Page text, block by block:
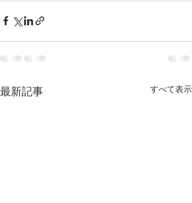
最新記事 すべて表示